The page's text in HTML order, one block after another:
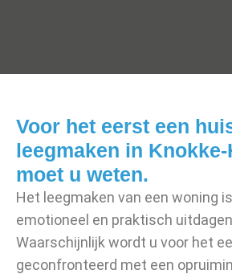
Voor het eerst een
leegmaken in
moet u weten.
Het leegmaken van een woning
emotioneel en praktisch
Waarschijnlijk wordt u voor het
geconfronteerd met een